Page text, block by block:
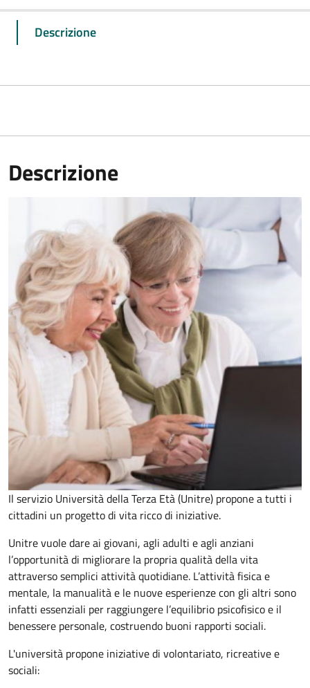
Descrizione
Descrizione
Il servizio Università della Terza Età (Unitre) propone a tutti i
cittadini un progetto di vita ricco di iniziative.
Unitre vuole dare ai giovani, agli adulti e agli anziani
l’opportunità di migliorare la propria qualità della vita
attraverso semplici attività quotidiane. L’attività fisica e
mentale, la manualità e le nuove esperienze con gli altri sono
infatti essenziali per raggiungere l’equilibrio psicofisico e il
benessere personale, costruendo buoni rapporti sociali.
L'università propone iniziative di volontariato, ricreative e
sociali: